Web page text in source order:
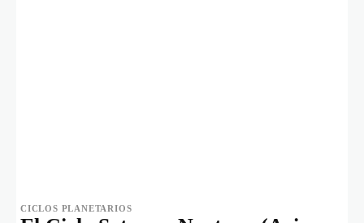
CICLOS PLANETARIOS